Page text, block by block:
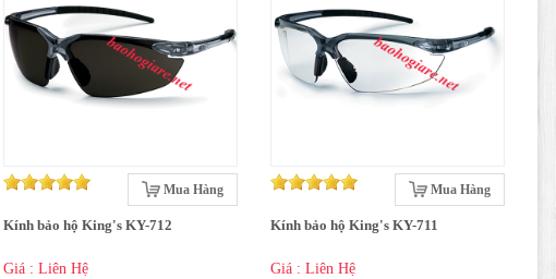
Mua Hàng
Kính bảo hộ King's KY-712
Giá : Liên Hệ
Mua Hàng
Kính bảo hộ King's KY-711
Giá : Liên Hệ